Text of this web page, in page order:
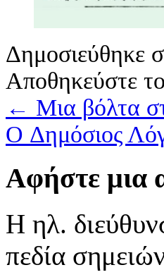
Δημοσιεύθηκε
Αποθηκεύστε
← Μια βόλτα
O Δημόσιος
Αφήστε μια
Η ηλ.
πεδία